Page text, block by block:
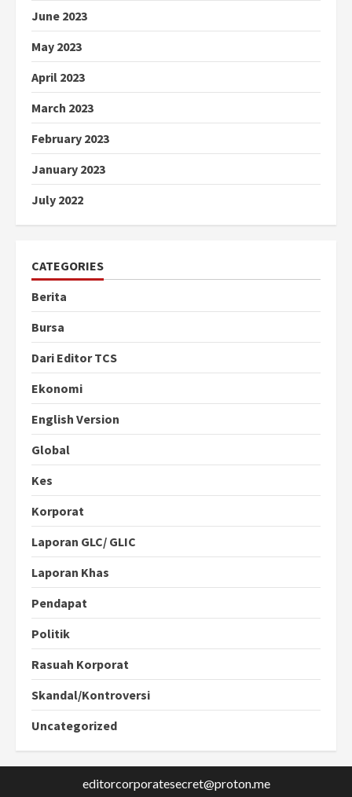
June 2023
May 2023
April 2023
March 2023
February 2023
January 2023
July 2022
CATEGORIES
Berita
Bursa
Dari Editor TCS
Ekonomi
English Version
Global
Kes
Korporat
Laporan GLC/ GLIC
Laporan Khas
Pendapat
Politik
Rasuah Korporat
Skandal/Kontroversi
Uncategorized
editorcorporatesecret@proton.me